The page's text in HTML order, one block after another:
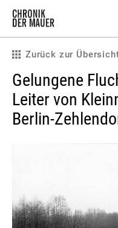
Zurück zur
Gelungene
Leiter von
Berlin-